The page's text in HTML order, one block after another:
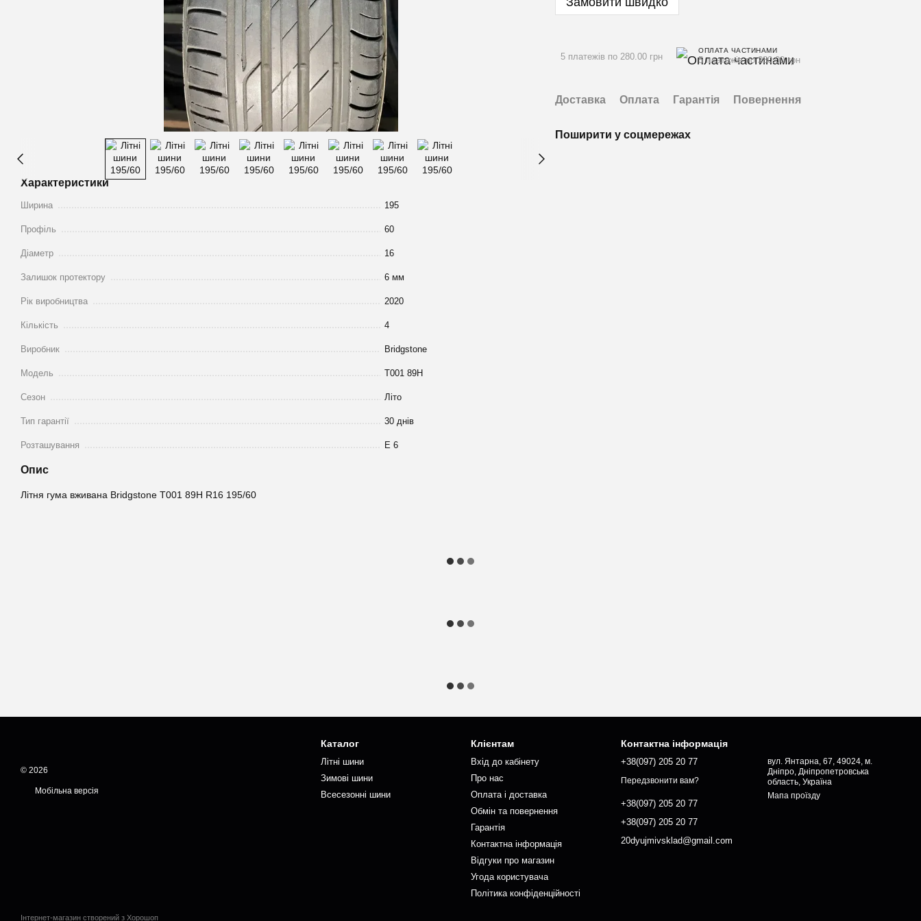
Характеристики
Ширина 195
Профіль 60
Діаметр 16
Залишок протектору 6 мм
Рік виробництва 2020
Кількість 4
Виробник Bridgstone
Модель T001 89H
Сезон Літо
Тип гарантії 30 днів
Розташування Е 6
5 платежів по 280.00 грн
ОПЛАТА ЧАСТИНАМИ
5 платежів по 280.00 грн
Доставка Оплата Гарантія Повернення
Поширити у соцмережах
Опис
Літня гума вживана Bridgstone T001 89H R16 195/60
© 2026
Мобільна версія
Інтернет-магазин створений з Хорошоп
Каталог
Літні шини
Зимові шини
Всесезонні шини
Клієнтам
Вхід до кабінету
Про нас
Оплата і доставка
Обмін та повернення
Гарантія
Контактна інформація
Відгуки про магазин
Угода користувача
Політика конфіденційності
Контактна інформація
+38(097) 205 20 77
Передзвонити вам?
+38(097) 205 20 77
+38(097) 205 20 77
20dyujmivsklad@gmail.com
вул. Янтарна, 67, 49024, м.
Дніпро, Дніпропетровська
область, Україна
Мапа проїзду